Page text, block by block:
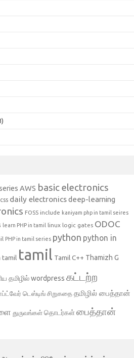
AWS basic electronics
css daily electronicsdeep-learning
FOSS include kaniyam php in tamil seires
learn PHP in tamil linux logic gates ODOC
PHP in tamil series python python in
tamil tamil Tamil C++ Thamizh G
தமிழில் wordpress கட்டற்ற
டெஸ்டிங் சிறுகதை தமிழில் பைத்தான்
துருவங்கள் தொடர்கள்பைத்தான்